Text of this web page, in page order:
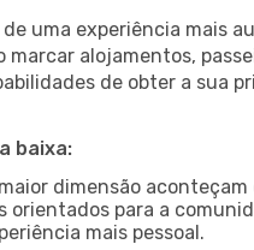
uma experiência mais
alojamentos,
de obter a sua
baixa:
dimensão
para a
mais pessoal.